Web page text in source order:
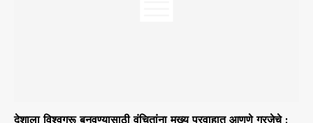
देशाला विश्वगुरू बनवण्यासाठी वंचितांना मुख्य प्रवाहात आणणे गरजेचे :